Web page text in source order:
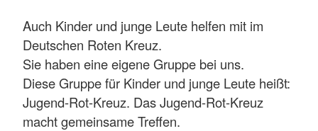
Auch Kinder und junge Leute helfen mit im
Deutschen Roten Kreuz.
Sie haben eine eigene Gruppe bei uns.
Diese Gruppe für Kinder und junge Leute heißt:
Jugend-Rot-Kreuz. Das Jugend-Rot-Kreuz
macht gemeinsame Treffen.